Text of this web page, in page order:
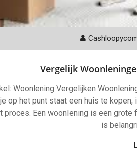
Vergelijk
Woonlening Vergelijken
op het punt staat een huis te
proces. Een woonlening is een
is